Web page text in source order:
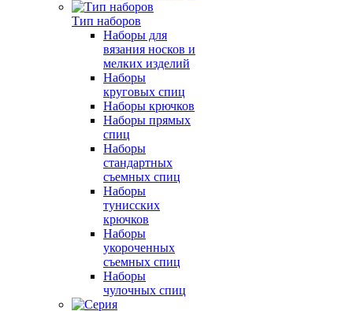
Тип наборов
Наборы для
вязания носков и
мелких изделий
Наборы
круговых спиц
Наборы крючков
Наборы прямых
спиц
Наборы
стандартных
съемных спиц
Наборы
тунисских
крючков
Наборы
укороченных
съемных спиц
Наборы
чулочных спиц